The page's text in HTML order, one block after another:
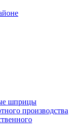
шприцы
производства